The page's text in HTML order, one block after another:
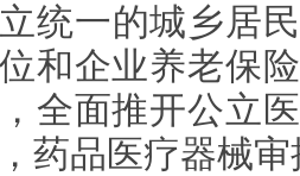
统一的城乡居
和企业养老保
全面推开公立
药品医疗器械